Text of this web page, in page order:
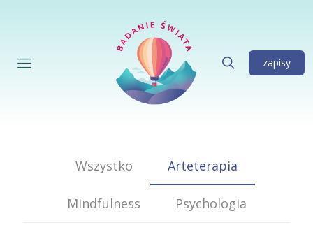
zapisy
Wszystko Arteterapia
Mindfulness Psychologia